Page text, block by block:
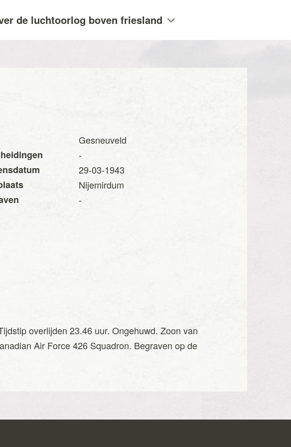
de luchtoorlog boven friesland
Gesneuveld
-
29-03-1943
Nijemirdum
-
overlijden 23.46 uur. Ongehuwd. Zoon van
Air Force 426 Squadron. Begraven op de